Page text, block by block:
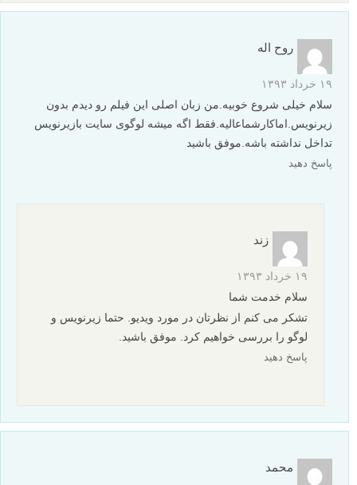
روح اله
۱۹ خرداد ۱۳۹۳
سلام خیلی شروع خوبیه.من زبان اصلی این فیلم رو دیدم بدون
زیرنویس.اماکارشماعالیه.فقط اگه میشه لوگوی سایت بازیرنویس
تداخل نداشته باشه.موفق باشید
پاسخ دهید
زند
۱۹ خرداد ۱۳۹۳
سلام خدمت شما
تشکر می کنم از نظرتان در مورد ویدیو. حتما زیرنویس و
لوگو را بررسی خواهیم کرد. موفق باشید.
پاسخ دهید
محمد